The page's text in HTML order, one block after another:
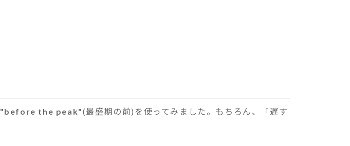
"before the peak"(最盛期の前)を使ってみました。もちろん、「遅す